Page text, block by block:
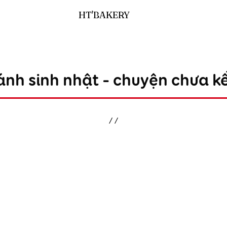
sinh nhật – chuyện chưa
//
HT'BAKERY